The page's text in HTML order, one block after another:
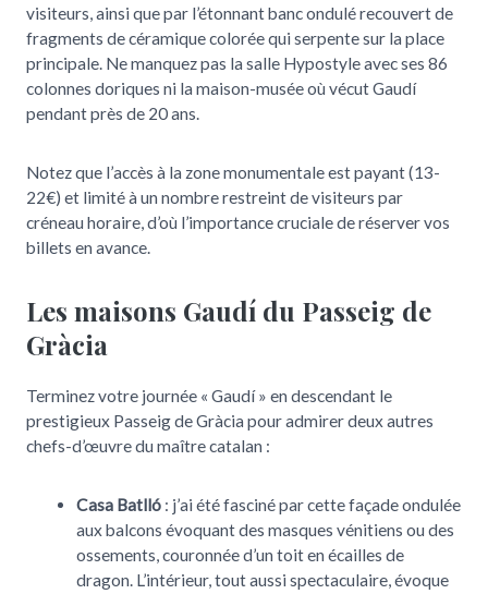
visiteurs, ainsi que par l’étonnant banc ondulé recouvert de
fragments de céramique colorée qui serpente sur la place
principale. Ne manquez pas la salle Hypostyle avec ses 86
colonnes doriques ni la maison-musée où vécut Gaudí
pendant près de 20 ans.
Notez que l’accès à la zone monumentale est payant (13-
22€) et limité à un nombre restreint de visiteurs par
créneau horaire, d’où l’importance cruciale de réserver vos
billets en avance.
Les maisons Gaudí du Passeig de
Gràcia
Terminez votre journée « Gaudí » en descendant le
prestigieux Passeig de Gràcia pour admirer deux autres
chefs-d’œuvre du maître catalan :
Casa Batlló : j’ai été fasciné par cette façade ondulée
aux balcons évoquant des masques vénitiens ou des
ossements, couronnée d’un toit en écailles de
dragon. L’intérieur, tout aussi spectaculaire, évoque